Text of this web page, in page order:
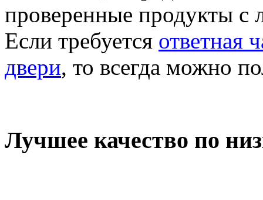
проверенные продукты с
Если требуется ответная
двери, то всегда можно
Лучшее качество по